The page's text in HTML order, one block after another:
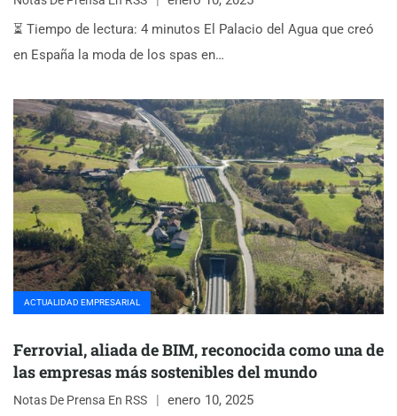
⏳ Tiempo de lectura: 4 minutos El Palacio del Agua que creó
en España la moda de los spas en…
ACTUALIDAD EMPRESARIAL
Ferrovial, aliada de BIM, reconocida como una de
las empresas más sostenibles del mundo
Notas De Prensa En RSS
enero 10, 2025